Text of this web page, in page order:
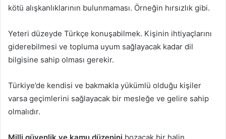
kötü alışkanlıklarının bulunmaması. Örneğin hırsızlık gibi.
Yeteri düzeyde Türkçe konuşabilmek. Kişinin ihtiyaçlarını
giderebilmesi ve topluma uyum sağlayacak kadar dil
bilgisine sahip olması gerekir.
Türkiye’de kendisi ve bakmakla yükümlü olduğu kişiler
varsa geçimlerini sağlayacak bir mesleğe ve gelire sahip
olmalıdır.